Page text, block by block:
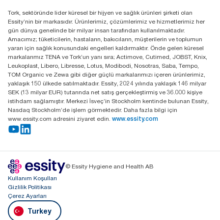
Essity Turkey Hijyen Ürünleri Sanayi ve Ticaret
Anonim Şirketi Kuriş Kule İş Merkezi, Cevizli Mah.
D-100 Güney Yan Yol Cad. No 2
K:9 34953 Kartal / Istanbul / Turkey
Tork, sektöründe lider küresel bir hijyen ve sağlık ürünleri şirketi olan
Essity’nin bir markasıdır. Ürünlerimiz, çözümlerimiz ve hizmetlerimiz her
gün dünya genelinde bir milyar insan tarafından kullanılmaktadır.
Amacımız; tüketicilerin, hastaların, bakıcıların, müşterilerin ve toplumun
yararı için sağlık konusundaki engelleri kaldırmaktır. Önde gelen küresel
markalarımız TENA ve Tork’un yanı sıra; Actimove, Cutimed, JOBST, Knix,
Leukoplast, Libero, Libresse, Lotus, Modibodi, Nosotras, Saba, Tempo,
TOM Organic ve Zewa gibi diğer güçlü markalarımızı içeren ürünlerimiz,
yaklaşık 150 ülkede satılmaktadır. Essity, 2024 yılında yaklaşık 146 milyar
SEK (13 milyar EUR) tutarında net satış gerçekleştirmiş ve 36.000 kişiye
istihdam sağlamıştır. Merkezi İsveç’in Stockholm kentinde bulunan Essity,
Nasdaq Stockholm’de işlem görmektedir. Daha fazla bilgi için
www.essity.com adresini ziyaret edin. www.essity.com
© Essity Hygiene and Health AB
Kullanım Koşulları
Gizlilik Politikası
Çerez Ayarları
Turkey